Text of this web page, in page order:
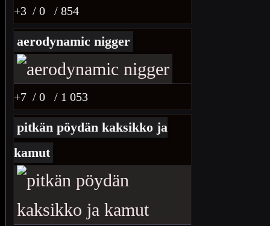
+3 / 0 / 854
aerodynamic nigger
+7 / 0 / 1 053
pitkän pöydän kaksikko ja
kamut